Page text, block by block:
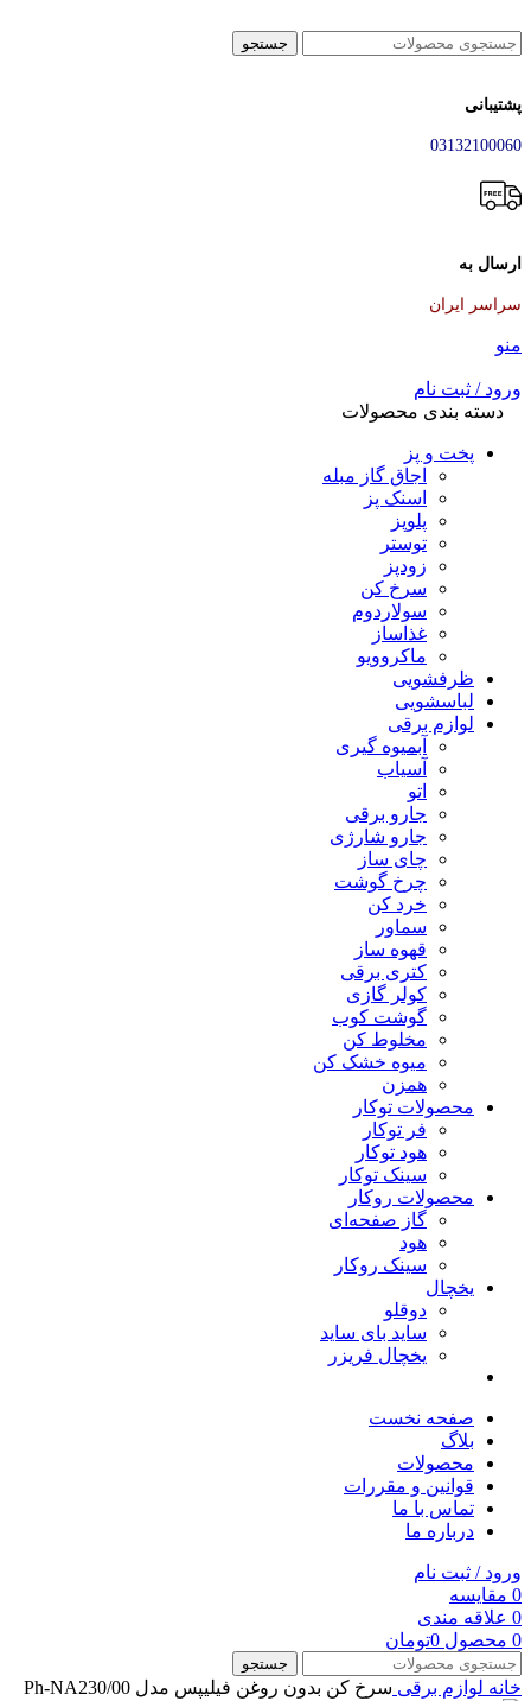
جستجو
پشتیبانی
03132100060
ارسال به
سراسر ایران
منو
ورود / ثبت نام
دسته بندی محصولات
پخت و پز
اجاق گاز مبله
اسنک پز
پلوپز
توستر
زودپز
سرخ کن
سولاردوم
غذاساز
ماکروویو
ظرفشویی
لباسشویی
لوازم برقی
آبمیوه گیری
آسیاب
اتو
جارو برقی
جارو شارژی
چای ساز
چرخ گوشت
خرد کن
سماور
قهوه ساز
کتری برقی
کولر گازی
گوشت کوب
مخلوط کن
میوه خشک کن
همزن
محصولات توکار
فر توکار
هود توکار
سینک توکار
محصولات روکار
گاز صفحه‌ای
هود
سینک روکار
یخچال
دوقلو
ساید بای ساید
یخچال فریزر
صفحه نخست
بلاگ
محصولات
قوانین و مقررات
تماس با ما
درباره ما
ورود / ثبت نام
0 مقایسه
0 علاقه مندی
0 محصول 0تومان
جستجو
خانه لوازم برقی سرخ کن بدون روغن فیلیپس مدل Ph-NA230/00